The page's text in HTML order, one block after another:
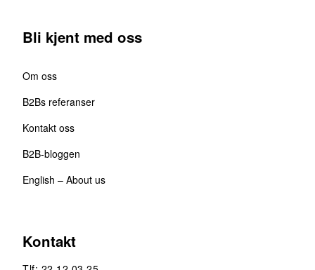
Bli kjent med oss
Om oss
B2Bs referanser
Kontakt oss
B2B-bloggen
English – About us
Kontakt